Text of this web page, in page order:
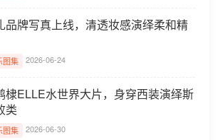
品牌写真上线，清透妆感演绎柔和精
图集 2026-06-24
棣ELLE水世界大片，身穿西装演绎斯
类
图集 2026-06-30